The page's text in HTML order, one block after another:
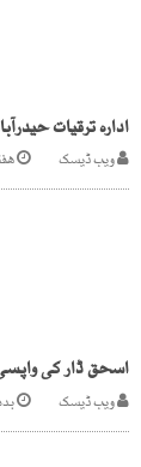
ادارہ ترقیات
ویب ڈیسک هفته,
اسحق ڈار کی
ویب ڈیسک بدھ, ۹